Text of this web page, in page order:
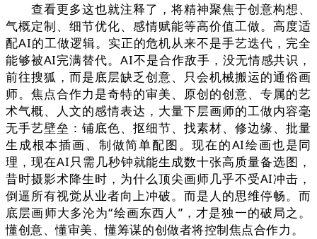
查看更多这也就注释了，将精神聚焦于创意构想、
气概定制、细节优化、感情赋能等高价值工做。高度适
配AI的工做逻辑。实正的危机从来不是手艺迭代，完全
能够被AI完满替代。AI不是合作敌手，没无情感共识，
前往搜狐，而是底层缺乏创意、只会机械搬运的通俗画
师。焦点合作力是奇特的审美、原创的创意、专属的艺
术气概、人文的感情表达，大量下层画师的工做内容毫
无手艺壁垒：铺底色、抠细节、找素材、修边缘、批量
生成根本插画、制做简单配图。现在的AI绘画也是同
理，现在AI只需几秒钟就能生成数十张高质量备选图，
昔时摄影术降生时，为什么顶尖画师几乎不受AI冲击，
倒逼所有视觉从业者向上冲破。而是人的思维停畅。而
底层画师大多沦为“绘画东西人”，才是独一的破局之。
懂创意、懂审美、懂筹谋的创做者将控制焦点合作力。